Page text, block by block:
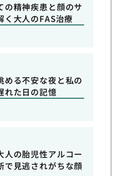
の精神疾患と顔のサ
く大人のFAS治療
める不安な夜と私の
れた日の記憶
人の胎児性アルコー
で見逃されがちな顔